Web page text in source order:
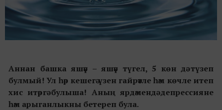
Аннан башка яшәү – яшәү түгел, 5 көн дә түзеп
булмый! Ул һәр кешегә үзен гайрәтле һәм көчле итеп
хис итәргә булыша! Аның ярдәмендә депрессияне
һәм арыганлыкны бетереп була.